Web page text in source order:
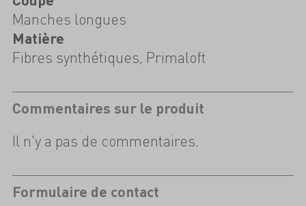
Manches longues
Matière
Fibres synthétiques, Primaloft
Commentaires sur le produit
Il n'y a pas de commentaires.
Formulaire de contact